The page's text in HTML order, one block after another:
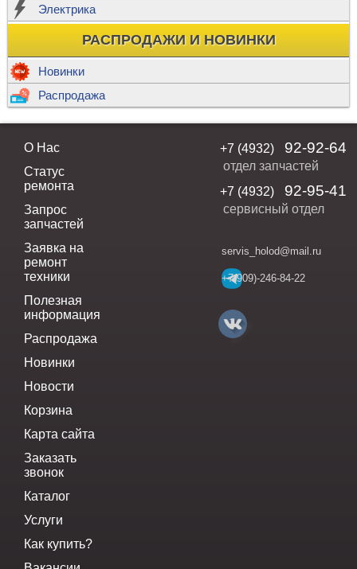
Электрика
РАСПРОДАЖИ И НОВИНКИ
Новинки
Распродажа
О Нас
Статус
ремонта
Запрос
запчастей
Заявка на
ремонт
техники
Полезная
информация
Распродажа
Новинки
Новости
Корзина
Карта сайта
Заказать
звонок
Каталог
Услуги
Как купить?
+7 (4932) 92-92-64
отдел запчастей
+7 (4932)
92-95-41
сервисный отдел
servis_holod@mail.ru
+7(909)-246-84-22